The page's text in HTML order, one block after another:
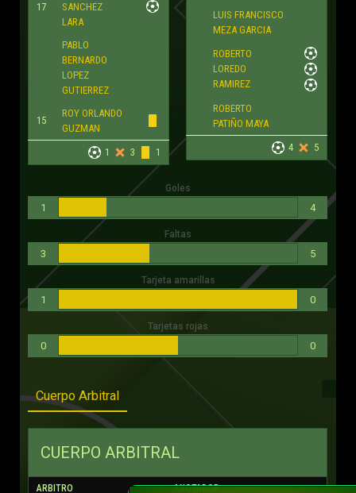
17
SANCHEZ
LARA
PABLO
BERNARDO
LOPEZ
GUTIERREZ
15
ROY ORLANDO
GUZMAN
1
3 1
LUIS FRANCISCO
MEZA GARCIA
ROBERTO
LOREDO
RAMIREZ
ROBERTO
PATIÑO MAYA
4
5
Goles
1 4
Faltas
3 5
Tarjeta amarillas
1 0
Tarjetas rojas
0 0
Cuerpo Arbitral
CUERPO ARBITRAL
ARBITRO ANOTADOR